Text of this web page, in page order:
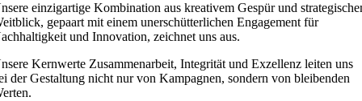
einzigartige Kombination aus kreativem Gespür und
gepaart mit einem unerschütterlichen Engagement für
und Innovation, zeichnet uns aus.
Kernwerte Zusammenarbeit, Integrität und Exzellenz leiten uns
der Gestaltung nicht nur von Kampagnen, sondern von bleibenden